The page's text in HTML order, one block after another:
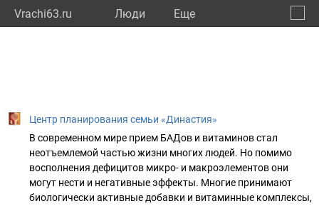
Vrachi63.ru Люди Eще
Центр планирования семьи «Династия»
В современном мире прием БАДов и витаминов стал
неотъемлемой частью жизни многих людей. Но помимо
восполнения дефицитов микро- и макроэлементов они
могут нести и негативные эффекты. Многие принимают
биологически активные добавки и витаминные комплексы,